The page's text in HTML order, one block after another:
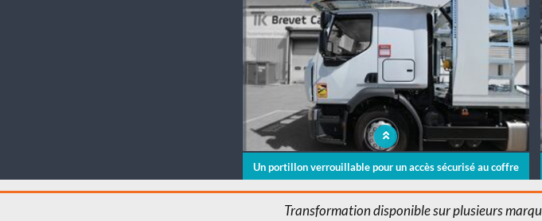
Un portillon verrouillable pour un accès sécurisé au coffre
Transformation disponible sur plusieurs